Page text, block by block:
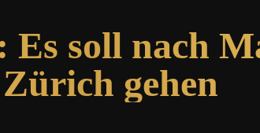
Es soll nach
gehen